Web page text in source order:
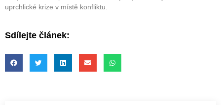
uprchlické krize v místě konfliktu.
Sdílejte článek: